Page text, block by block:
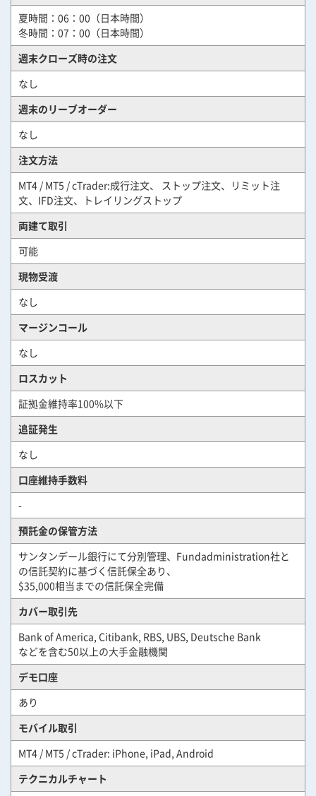
夏時間：06：00（日本時間）
冬時間：07：00（日本時間）
週末クローズ時の注文
なし
週末のリーブオーダー
なし
注文方法
MT4 / MT5 / cTrader:成行注文、 ストップ注文、リミット注
文、IFD注文、トレイリングストップ
両建て取引
可能
現物受渡
なし
マージンコール
なし
ロスカット
証拠金維持率100%以下
追証発生
なし
口座維持手数料
-
預託金の保管方法
サンタンデール銀行にて分別管理、Fundadministration社と
の信託契約に基づく信託保全あり、
$35,000相当までの信託保全完備
カバー取引先
Bank of America, Citibank, RBS, UBS, Deutsche Bank
などを含む50以上の大手金融機関
デモ口座
あり
モバイル取引
MT4 / MT5 / cTrader: iPhone, iPad, Android
テクニカルチャート